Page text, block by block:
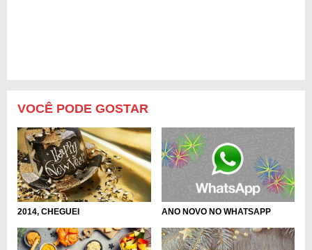
VOCÊ PODE GOSTAR
2014, CHEGUEI ANO NOVO NO WHATSAPP